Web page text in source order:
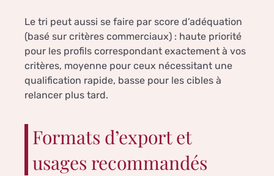
Le tri peut aussi se faire par score d’adéquation
(basé sur critères commerciaux) : haute priorité
pour les profils correspondant exactement à vos
critères, moyenne pour ceux nécessitant une
qualification rapide, basse pour les cibles à
relancer plus tard.
Formats d’export et
usages recommandés